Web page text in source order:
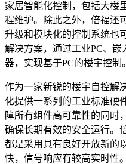
家居智能化控制，包括大楼
程维护。除此之外，倍福还
升级和模块化的控制系统也
解决方案，通过工业PC、嵌
器，实现基于PC的楼宇控制。
作为一家新锐的楼宇自控解
化提供一系列的工业标准硬
障所有组件高可靠性的同时
确保长期有效的安全运行。
都是采用具有良好开放新的
快，信号响应有较高实时性。